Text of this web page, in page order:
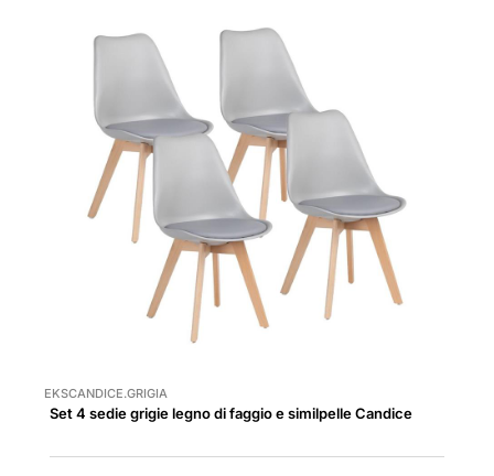
EKSCANDICE.GRIGIA
Set 4 sedie grigie legno di faggio e similpelle Candice